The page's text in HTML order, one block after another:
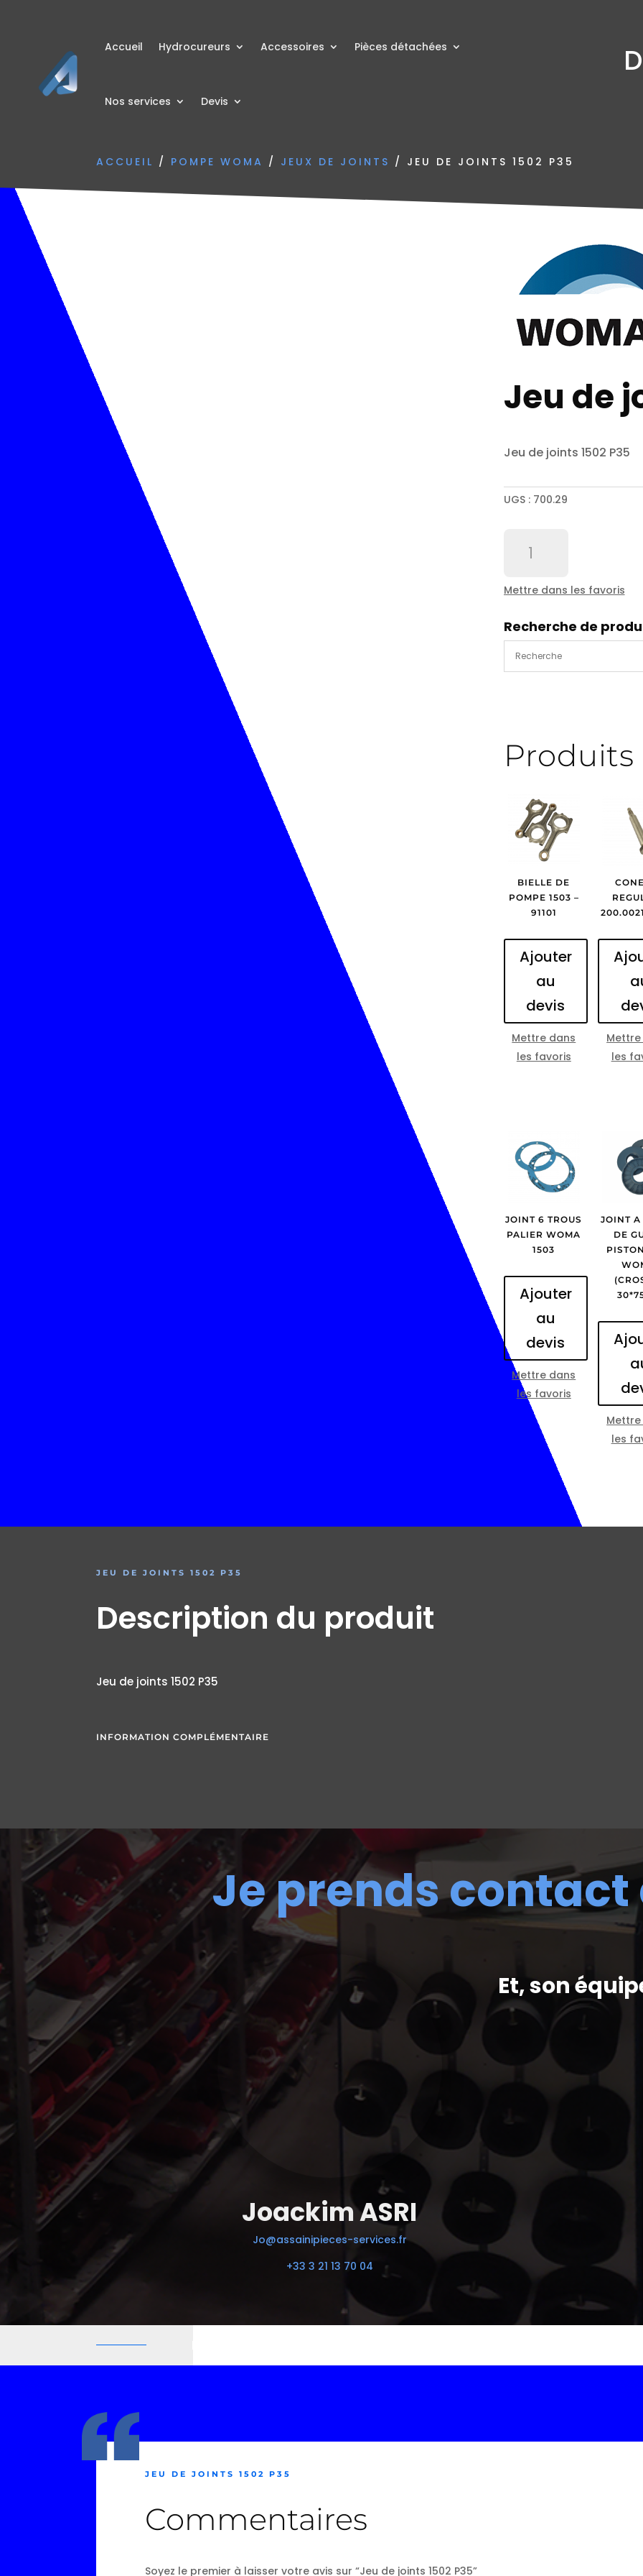
Accueil Hydrocureurs Accessoires Pièces détachées
Nos services Devis
ACCUEIL / POMPE WOMA / JEUX DE JOINTS / JEU DE JOINTS 1502 P35
Jeu de
Jeu de joints 1502 P35
UGS : 700.29
de
1502
P35
Mettre dans les favoris
Recherche de
BIELLE DE
POMPE 1503 –
91101
Ajouter
au
devis
Mettre dans
les favoris
les
JOINT 6 TROUS
PALIER WOMA
1503
Ajouter
au
devis
Mettre dans
les favoris
JOINT A
DE
les
JEU DE JOINTS 1502 P35
Description du produit
Jeu de joints 1502 P35
INFORMATION COMPLÉMENTAIRE
Je prends contact
Joackim ASRI
Jo@assainipieces-services.fr
+33 3 21 13 70 04
Et, son
JEU DE JOINTS 1502 P35
Commentaires
Soyez le premier à laisser votre avis sur “Jeu de joints 1502 P35”